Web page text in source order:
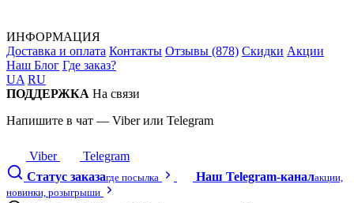
ИНФОРМАЦИЯ
Доставка и оплата Контакты Отзывы (878) Скидки Акции
Наш Блог Где заказ?
UA RU
ПОДДЕРЖКА На связи
Напишите в чат — Viber или Telegram
Viber
Telegram
Статус заказагде посылка Наш Telegram-каналакции,
новинки, розыгрыши